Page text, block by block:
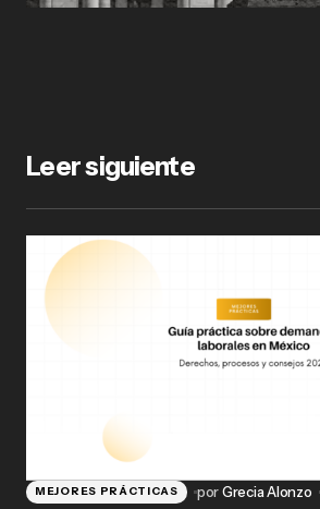
Leer siguiente
MEJORES PRÁCTICAS porGrecia Alonzo